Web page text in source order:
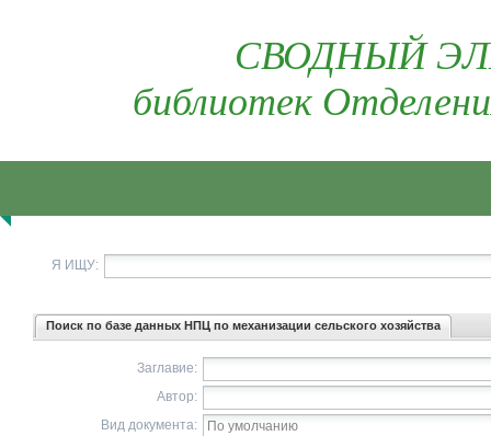
СВОДНЫЙ
библиотек
Я ИЩУ:
Поиск по базе данных НПЦ по механизации сельского хозяйства
Заглавие:
Автор:
Вид документа: